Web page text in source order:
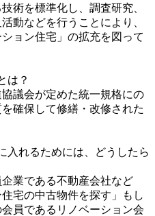
術を標準化し、調査研究、
動などを行うことにより、
ョン住宅」の拡充を図って
は？
議会が定めた統一規格にの
確保して修繕・改修された
入れるためには、どうしたら
企業である不動産会社など
宅の中古物件を探す」もし
員であるリノベーション会